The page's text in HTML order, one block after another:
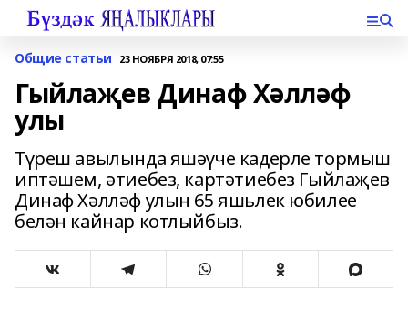
Общие статьи 23 НОЯБРЯ 2018, 07:55
Гыйлаҗев Динаф Хәлләф
улы
Түреш авылында яшәүче кадерле тормыш
иптәшем, әтиебез, картәтиебез Гыйлаҗев
Динаф Хәлләф улын 65 яшьлек юбилее
белән кайнар котлыйбыз.